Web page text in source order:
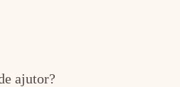
ajutor?